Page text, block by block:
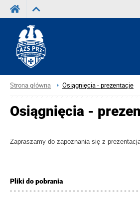
Strona główna Osiągnięcia - prezentacje
Osiągnięcia -
Zapraszamy do zapoznania się z
Pliki do pobrania